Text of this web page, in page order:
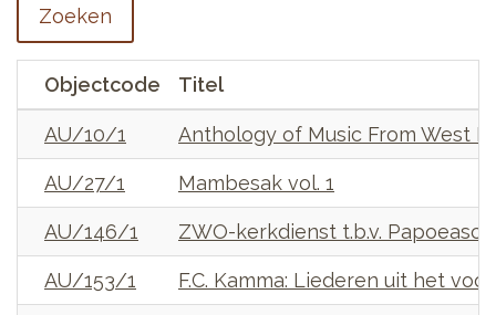
Zoeken
Objectcode Titel
AU/10/1 Anthology of Music From West
AU/27/1 Mambesak vol. 1
AU/146/1 ZWO-kerkdienst t.b.v.
AU/153/1 F.C. Kamma: Liederen uit het